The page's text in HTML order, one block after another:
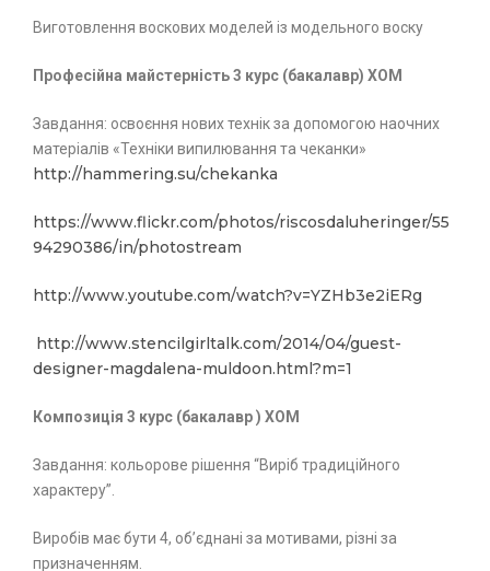
Виготовлення воскових моделей із модельного воску
П рофесійна майстерність 3 курс (бакалавр) ХОМ
Завдання: освоєння нових технік за допомогою наочних
матеріалів «Техніки випилювання та чеканки»
http://hammering.su/chekanka
https://www.flickr.com/photos/riscosdaluheringer/55
94290386/in/photostream
http://www.youtube.com/watch?v=YZHb3e2iERg
http://www.stencilgirltalk.com/2014/04/guest-
designer-magdalena-muldoon.html?m=1
Композиція 3 курс (бакалавр ) ХОМ
Завдання: кольорове рішення “Виріб традиційного
характеру”.
Виробів має бути 4, об’єднані за мотивами, різні за
призначенням.